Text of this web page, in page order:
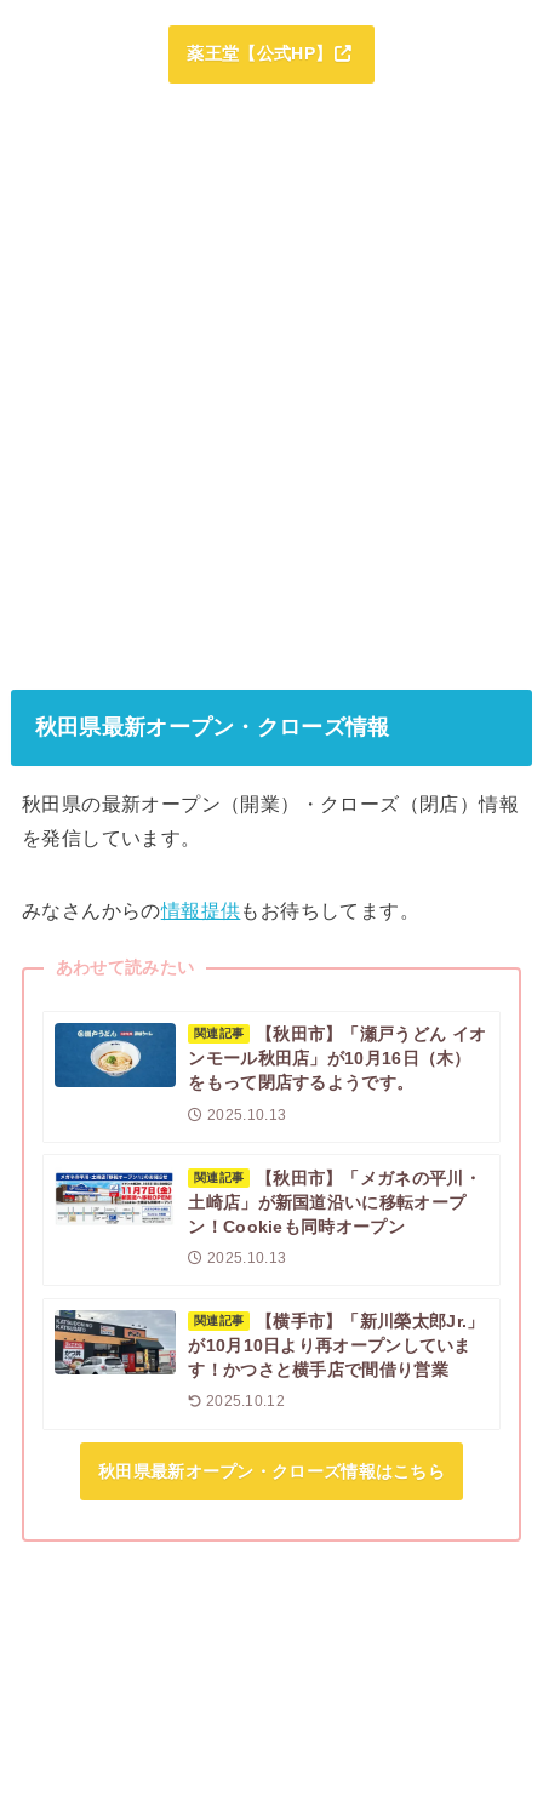
薬王堂【公式HP】
秋田県最新オープン・クローズ情報
秋田県の最新オープン（開業）・クローズ（閉店）情報
を発信しています。
みなさんからの情報提供もお待ちしてます。
あわせて読みたい
関連記事
【秋田市】「瀬戸うどん イオ
ンモール秋田店」が10月16日（木）
をもって閉店するようです。
2025.10.13
関連記事
【秋田市】「メガネの平川・
土崎店」が新国道沿いに移転オープ
ン！Cookieも同時オープン
2025.10.13
関連記事
【横手市】「新川榮太郎Jr.」
が10月10日より再オープンしていま
す！かつさと横手店で間借り営業
2025.10.12
秋田県最新オープン・クローズ情報はこちら